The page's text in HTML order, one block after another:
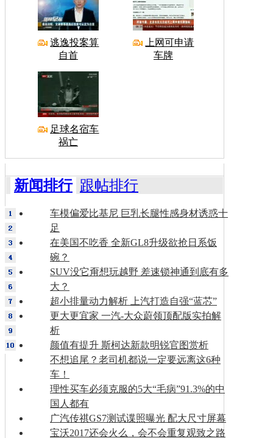
逃逸投案算
自首
上网可申请
车牌
足球名宿车
祸亡
新闻排行 跟帖排行
车模偏爱比基尼 巨乳长腿性感身材诱惑十
足
在美国不吃香 全新GL8升级欲抢日系饭
碗？
SUV没它甭想玩越野 差速锁神通到底有多
大？
超小排量动力解析 上汽打造自强“蓝芯”
更大更宜家 一汽-大众蔚领顶配版实拍解
析
颜值有提升 斯柯达新款明锐官图赏析
不想追尾？老司机都说一定要远离这6种
车！
理性买车必须克服的5大“毛病”91.3%的中
国人都有
广汽传祺GS7测试谍照曝光 配大尺寸屏幕
宝沃2017还会火么，会不会重复观致之路